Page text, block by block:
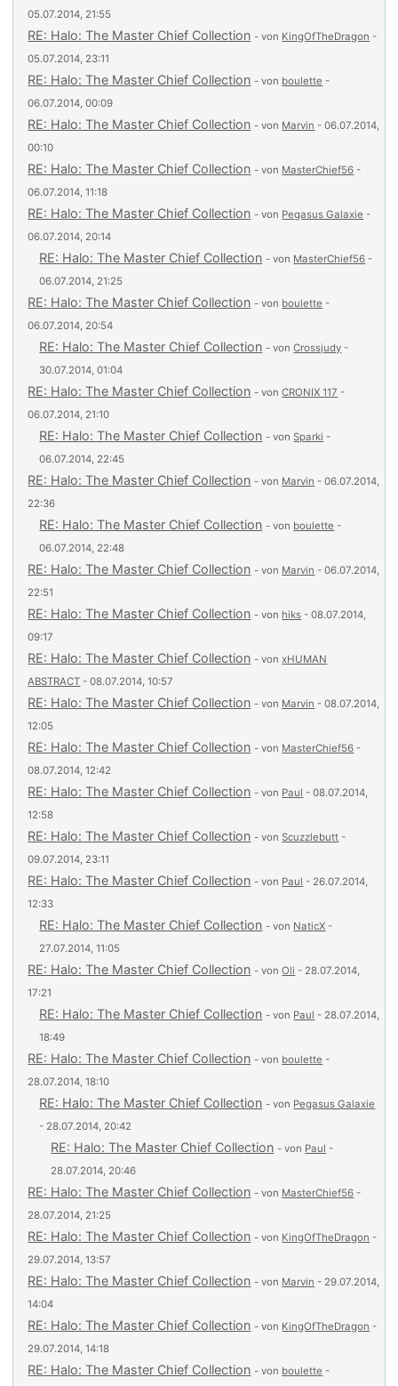
05.07.2014, 21:55
RE: Halo: The Master Chief Collection - von KingOfTheDragon -
05.07.2014, 23:11
RE: Halo: The Master Chief Collection - von boulette -
06.07.2014, 00:09
RE: Halo: The Master Chief Collection - von Marvin - 06.07.2014,
00:10
RE: Halo: The Master Chief Collection - von MasterChief56 -
06.07.2014, 11:18
RE: Halo: The Master Chief Collection - von Pegasus Galaxie -
06.07.2014, 20:14
RE: Halo: The Master Chief Collection - von MasterChief56 -
06.07.2014, 21:25
RE: Halo: The Master Chief Collection - von boulette -
06.07.2014, 20:54
RE: Halo: The Master Chief Collection - vonCrossjudy -
30.07.2014, 01:04
RE: Halo: The Master Chief Collection - vonCRONIX 117 -
06.07.2014, 21:10
RE: Halo: The Master Chief Collection - vonSparki -
06.07.2014, 22:45
RE: Halo: The Master Chief Collection - von Marvin - 06.07.2014,
22:36
RE: Halo: The Master Chief Collection - von boulette -
06.07.2014, 22:48
RE: Halo: The Master Chief Collection - von Marvin - 06.07.2014,
22:51
RE: Halo: The Master Chief Collection - von hiks - 08.07.2014,
09:17
RE: Halo: The Master Chief Collection - vonxHUMAN
ABSTRACT - 08.07.2014, 10:57
RE: Halo: The Master Chief Collection - von Marvin - 08.07.2014,
12:05
RE: Halo: The Master Chief Collection - von MasterChief56 -
08.07.2014, 12:42
RE: Halo: The Master Chief Collection - von Paul - 08.07.2014,
12:58
RE: Halo: The Master Chief Collection - vonScuzzlebutt -
09.07.2014, 23:11
RE: Halo: The Master Chief Collection - von Paul - 26.07.2014,
12:33
RE: Halo: The Master Chief Collection - von NaticX -
27.07.2014, 11:05
RE: Halo: The Master Chief Collection - vonOli - 28.07.2014,
17:21
RE: Halo: The Master Chief Collection - von Paul - 28.07.2014,
18:49
RE: Halo: The Master Chief Collection - von boulette -
28.07.2014, 18:10
RE: Halo: The Master Chief Collection - von Pegasus Galaxie
- 28.07.2014, 20:42
RE: Halo: The Master Chief Collection - von Paul -
28.07.2014, 20:46
RE: Halo: The Master Chief Collection - von MasterChief56 -
28.07.2014, 21:25
RE: Halo: The Master Chief Collection - von KingOfTheDragon -
29.07.2014, 13:57
RE: Halo: The Master Chief Collection - von Marvin - 29.07.2014,
14:04
RE: Halo: The Master Chief Collection - von KingOfTheDragon -
29.07.2014, 14:18
RE: Halo: The Master Chief Collection - von boulette -